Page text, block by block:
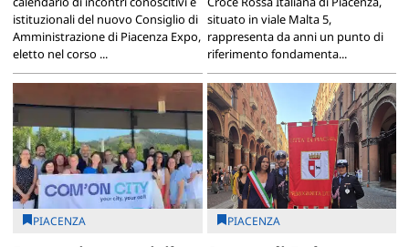
istituzionali del nuovo Consiglio di
Amministrazione di Piacenza Expo,
eletto nel corso ...
situato in viale Malta 5,
rappresenta da anni un punto di
riferimento fondamenta...
PIACENZA PIACENZA